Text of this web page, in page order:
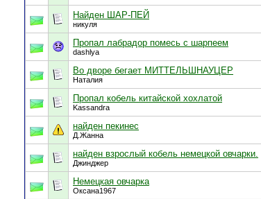
Найден ШАР-ПЕЙ
никуля
Пропал лабрадор помесь с шарпеем
dashlya
Во дворе бегает МИТТЕЛЬШНАУЦЕР
Наталия
Пропал кобель китайской хохлатой
Kassandra
найден пекинес
Д.Жанна
найден взрослый кобель немецкой овчарки.
Джинджер
Немецкая овчарка
Оксана1967